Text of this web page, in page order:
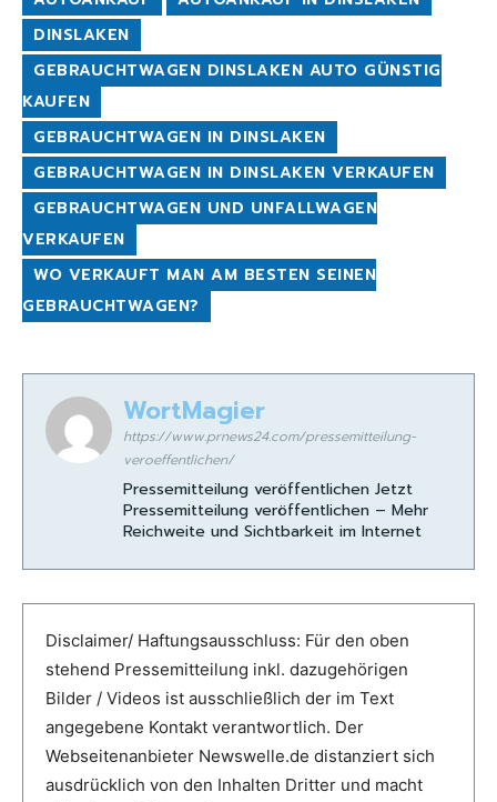
DINSLAKEN
GEBRAUCHTWAGEN DINSLAKEN AUTO GÜNSTIG
KAUFEN
GEBRAUCHTWAGEN IN DINSLAKEN
GEBRAUCHTWAGEN IN DINSLAKEN VERKAUFEN
GEBRAUCHTWAGEN UND UNFALLWAGEN
VERKAUFEN
WO VERKAUFT MAN AM BESTEN SEINEN
GEBRAUCHTWAGEN?
WortMagier
https://www.prnews24.com/pressemitteilung-
veroeffentlichen/
Pressemitteilung veröffentlichen Jetzt
Pressemitteilung veröffentlichen – Mehr
Reichweite und Sichtbarkeit im Internet
Disclaimer/ Haftungsausschluss: Für den oben
stehend Pressemitteilung inkl. dazugehörigen
Bilder / Videos ist ausschließlich der im Text
angegebene Kontakt verantwortlich. Der
Webseitenanbieter Newswelle.de distanziert sich
ausdrücklich von den Inhalten Dritter und macht